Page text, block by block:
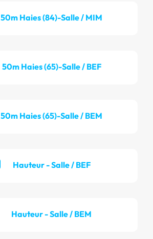
50m Haies (84)-Salle / MIM
50m Haies (65)-Salle / BEF
50m Haies (65)-Salle / BEM
Hauteur - Salle / BEF
Hauteur - Salle / BEM